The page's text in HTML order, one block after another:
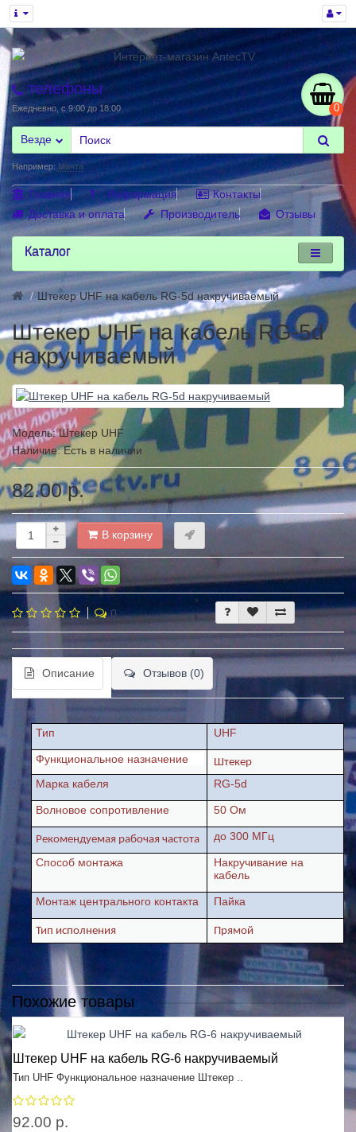
телефоны
Ежедневно, с 9:00 до 18:00 0
Везде
Например: Мачта
Главная Информация
Контакты
Доставка и оплата
Производитель Отзывы
Каталог
Штекер UHF на кабель RG-5d накручиваемый
Штекер UHF на кабель RG-5d
накручиваемый
Модель:Штекер UHF
Наличие: Есть в наличии
82.00 р.
В корзину
0
Описание Отзывов (0)
Тип UHF
Функциональное назначение Штекер
Марка кабеля RG-5d
Волновое сопротивление 50 Ом
Рекомендуемая рабочая частота до 300 МГц
Способ монтажа
Накручивание на
кабель
Монтаж центрального контакта Пайка
Тип исполнения Прямой
Похожие товары
Штекер UHF на кабель RG-6 накручиваемый
Тип UHF Функциональное назначение Штекер ..
92.00 р.